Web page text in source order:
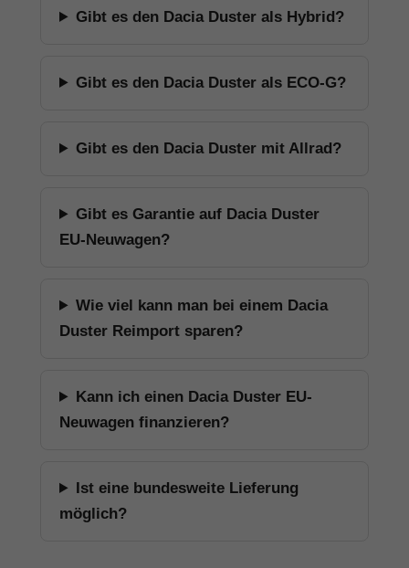
Gibt es den Dacia Duster als Hybrid?
Gibt es den Dacia Duster als ECO-G?
Gibt es den Dacia Duster mit Allrad?
Gibt es Garantie auf Dacia Duster
EU-Neuwagen?
Wie viel kann man bei einem Dacia
Duster Reimport sparen?
Kann ich einen Dacia Duster EU-
Neuwagen finanzieren?
Ist eine bundesweite Lieferung
möglich?